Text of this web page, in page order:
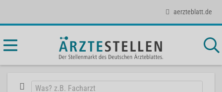
aerzteblatt.de